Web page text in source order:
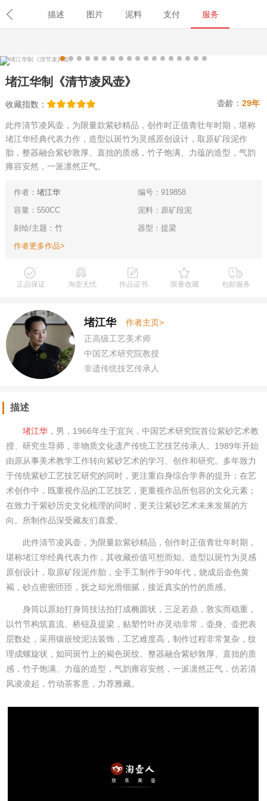
首页 紫砂壶 名壶 学堂 名家 职称查询
堵江华制《清节凌风壶》
收藏指数： 壶龄：29年
此件清节凌风壶，为限量款紫砂精品，创作时正值青壮年时期，堪称
堵江华经典代表力作，造型以斑竹为灵感原创设计，取原矿段泥作
胎，整器融合紫砂敦厚、直拙的质感，竹子饱满、力蕴的造型，气韵
雍容安然，一派凛然正气。
作者： 堵江华
编号：919858
容量：550CC
泥料：原矿段泥
刻绘/主题：竹
器型：提梁
作者更多作品>
正品保证 淘壶无忧 作品证书 限量收藏 包邮服务
堵江华
作者主页>
正高级工艺美术师
中国艺术研究院教授
非遗传统技艺传承人
描述 图片 泥料 支付 服务
描述
堵江华 ，男，1966年生于宜兴，中国艺术研究院首位紫砂艺术教
授、研究生导师，非物质文化遗产传统工艺技艺传承人。1989年开始
由原从事美术教学工作转向紫砂艺术的学习、创作和研究。多年致力
于传统紫砂工艺技艺研究的同时，更注重自身综合学养的提升；在艺
术创作中，既重视作品的工艺技艺，更重视作品所包容的文化元素；
在致力于紫砂历史文化梳理的同时，更关注紫砂艺术未来发展的方
向。所制作品深受藏友们喜爱。
此件清节凌风壶，为限量款紫砂精品，创作时正值青壮年时期，
堪称堵江华经典代表力作，其收藏价值可想而知。造型以斑竹为灵感
原创设计，取原矿段泥作胎，全手工制作于90年代，烧成后壶色黄
褐，砂点密密匝匝，抚之却光滑细腻，接近真实的竹的质感。
身筒以原始打身筒技法拍打成椭圆状，三足若鼎，敦实而稳重，
以竹节构筑直流、桥钮及提梁，贴塑竹叶亦灵动非常，壶身、壶把表
层数处，采用镶嵌绞泥法装饰，工艺难度高，制作过程非常复杂，纹
理成螺旋状，如同斑竹上的褐色斑纹。整器融合紫砂敦厚、直拙的质
感，竹子饱满、力蕴的造型，气韵雍容安然，一派凛然正气，仿若清
风凌凌起，竹动茶客意，力荐雅藏。